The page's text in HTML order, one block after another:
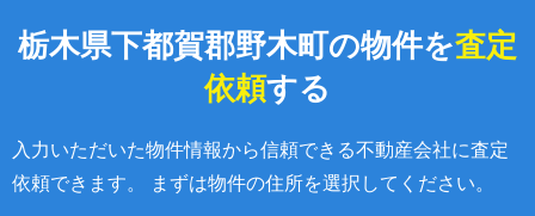
栃木県下都賀郡野木町の物件を査定
依頼する
入力いただいた物件情報から信頼できる不動産会社に査定
依頼できます。 まずは物件の住所を選択してください。